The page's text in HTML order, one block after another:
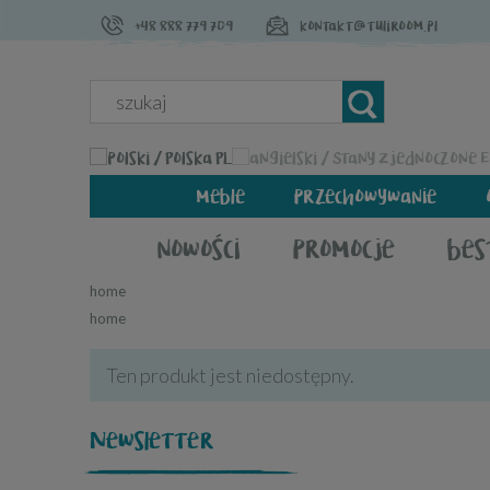
+48 888 779 709 kontakt@tuliroom.pl
PL
meble przechowywanie
nowości promocje
home
home
Ten produkt jest niedostępny.
Newsletter